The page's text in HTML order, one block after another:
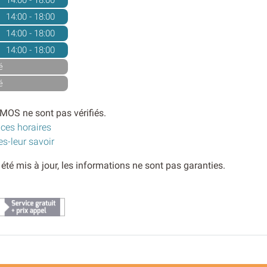
14:00 - 18:00
14:00 - 18:00
14:00 - 18:00
ne sont pas vérifiés.
horaires
leur savoir
mis à jour, les informations ne sont pas garanties.